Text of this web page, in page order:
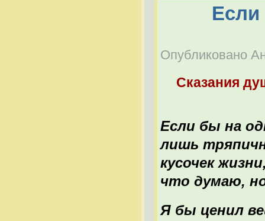
Если
Опубликовано
Сказания
Если бы на
лишь
кусочек
что думаю,
Я бы ценил